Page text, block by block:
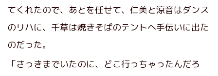
てくれたので、あとを任せて、仁美と涼音はダンス
のリハに、千草は焼きそばのテントへ手伝いに出た
のだった。
「さっきまでいたのに、どこ行っちゃったんだろ